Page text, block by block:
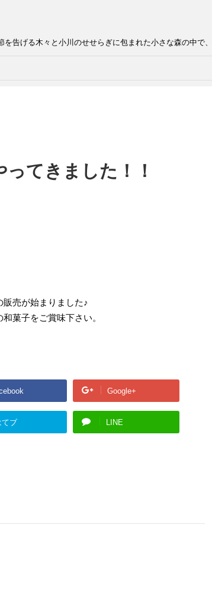
告げる木々と小川のせせらぎに包まれた小さな森の中で
てきました！！
売が始まりました♪
菓子をご賞味下さい。
Google+
てブ LINE